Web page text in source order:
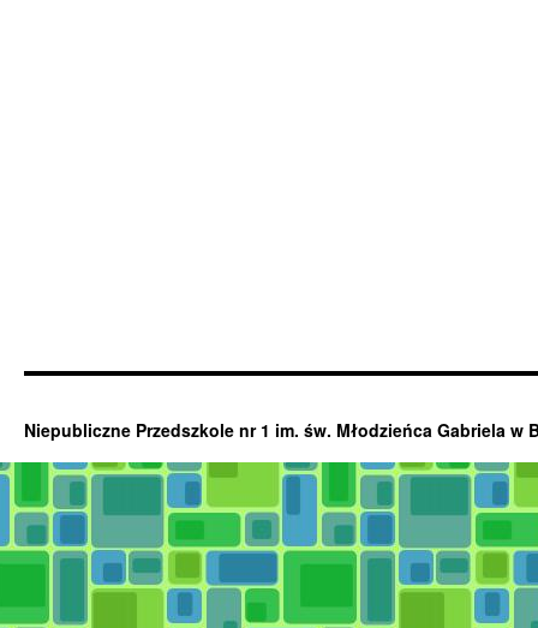
Niepubliczne Przedszkole nr 1 im. św. Młodzieńca Gabriela w